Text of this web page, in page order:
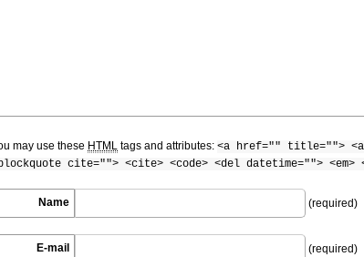
may use these HTML tags and attributes: <a href="" title="">
cite=""> <cite> <code> <del datetime="">
Name (required)
E-mail (required)